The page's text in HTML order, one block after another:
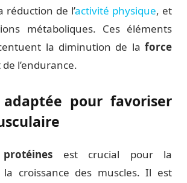
de l’activité physique, et
métaboliques. Ces éléments
la diminution de la force
de l’endurance.
pour favoriser
protéines est crucial pour la
croissance des muscles. Il est